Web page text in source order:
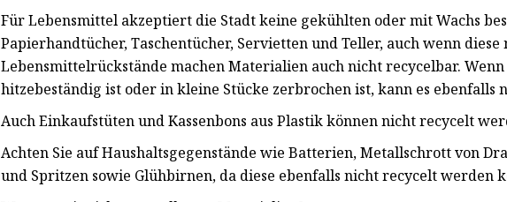
Für Lebensmittel akzeptiert die Stadt keine gekühlten oder mit Wachs
Papierhandtücher, Taschentücher, Servietten und Teller, auch wenn
Lebensmittelrückstände machen Materialien auch nicht recycelbar.
hitzebeständig ist oder in kleine Stücke zerbrochen ist, kann es ebenfalls
Auch Einkaufstüten und Kassenbons aus Plastik können nicht recycelt
Achten Sie auf Haushaltsgegenstände wie Batterien, Metallschrott von
und Spritzen sowie Glühbirnen, da diese ebenfalls nicht recycelt werden